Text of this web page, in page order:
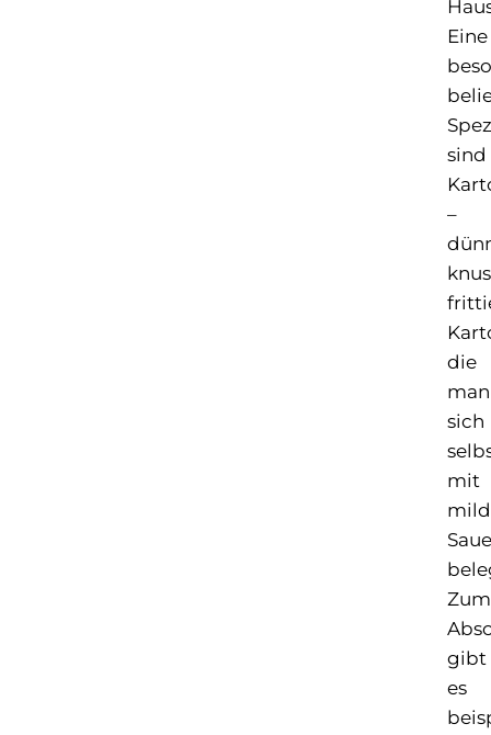
Eine
sind
–
die
man
sich
mit
Zum
gibt
es